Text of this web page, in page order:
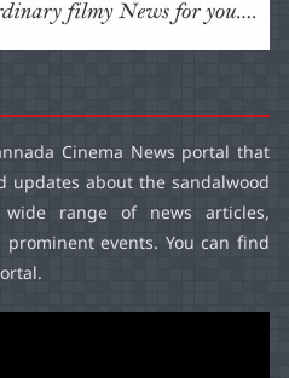
Cinema News portal that
updates about the sandalwood
range of news articles,
events. You can find